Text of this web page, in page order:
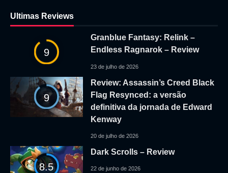
Ultimas Reviews
9
Granblue Fantasy: Relink –
Endless Ragnarok – Review
23 de julho de 2026
9
Review: Assassin’s Creed Black
Flag Resynced: a versão
definitiva da jornada de Edward
Kenway
20 de julho de 2026
8.5
Dark Scrolls – Review
22 de junho de 2026